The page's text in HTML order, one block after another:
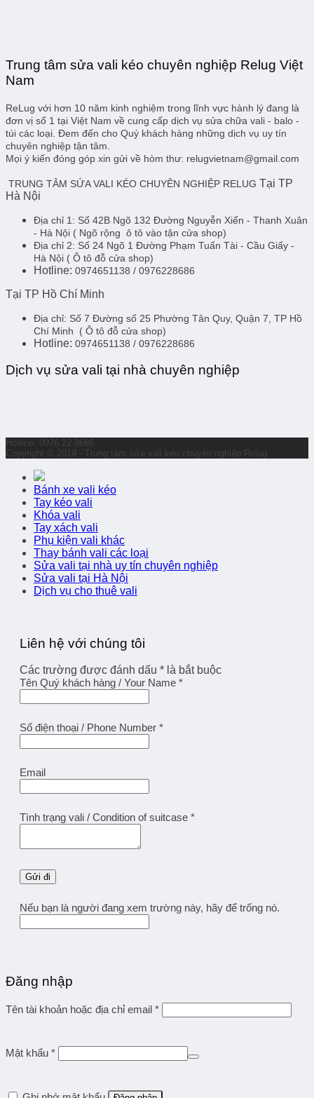
Trung tâm sửa vali kéo chuyên nghiệp Relug Việt
Nam
ReLug với hơn 10 năm kinh nghiệm trong lĩnh vực hành lý đang là
đơn vị số 1 tại Việt Nam về cung cấp dịch vụ sửa chữa vali - balo -
túi các loại. Đem đến cho Quý khách hàng những dịch vụ uy tín
chuyên nghiệp tận tâm.
Mọi ý kiến đóng góp xin gửi về hòm thư: relugvietnam@gmail.com
TRUNG TÂM SỬA VALI KÉO CHUYÊN NGHIỆP RELUG Tại TP
Hà Nội
Địa chỉ 1: Số 42B Ngõ 132 Đường Nguyễn Xiển - Thanh Xuân
- Hà Nội ( Ngõ rộng ô tô vào tận cửa shop)
Địa chỉ 2: Số 24 Ngõ 1 Đường Phạm Tuấn Tài - Cầu Giấy -
Hà Nội ( Ô tô đỗ cửa shop)
Hotline: 0974651138 / 0976228686
Tại TP Hồ Chí Minh
Địa chỉ: Số 7 Đường số 25 Phường Tân Quy, Quận 7, TP Hồ
Chí Minh ( Ô tô đỗ cửa shop)
Hotline: 0974651138 / 0976228686
Dịch vụ sửa vali tại nhà chuyên nghiệp
Hotline: 0976.22.8686
Copyright © 2019 - Trung tâm sửa vali kéo chuyên nghiệp Relug
Bánh xe vali kéo
Tay kéo vali
Khóa vali
Tay xách vali
Phụ kiện vali khác
Thay bánh vali các loại
Sửa vali tại nhà uy tín chuyên nghiệp
Sửa vali tại Hà Nội
Dịch vụ cho thuê vali
Liên hệ với chúng tôi
Các trường được đánh dấu * là bắt buộc
Tên Quý khách hàng / Your Name *
Số điện thoại / Phone Number *
Email
Tình trạng vali / Condition of suitcase *
Nếu bạn là người đang xem trường này, hãy để trống nó.
Đăng nhập
Tên tài khoản hoặc địa chỉ email *
Mật khẩu *